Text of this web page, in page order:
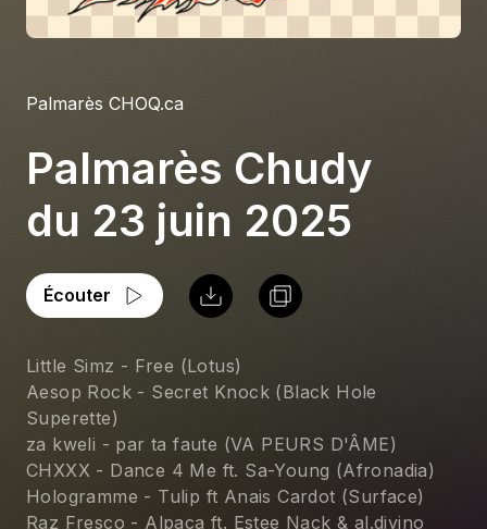
Location studio
Palmarès CHOQ.ca
Palmarès Chudy
du 23 juin 2025
Écouter
Little Simz - Free (Lotus)
Aesop Rock - Secret Knock (Black Hole
Superette)
za kweli - par ta faute (VA PEURS D'ÂME)
CHXXX - Dance 4 Me ft. Sa-Young (Afronadia)
Hologramme - Tulip ft Anais Cardot (Surface)
Raz Fresco - Alpaca ft. Estee Nack & al.divino